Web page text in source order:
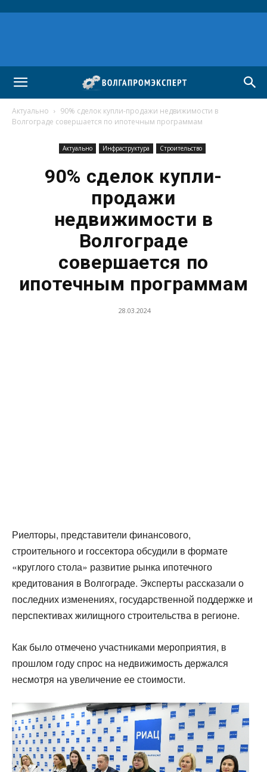
Актуально
90% сделок купли-продажи недвижимости в
Волгограде совершается по ипотечным программам
Актуально Инфраструктура Строительство
90% сделок купли-
продажи
недвижимости в
Волгограде
совершается по
ипотечным программам
28.03.2024
Риелторы, представители финансового,
строительного и госсектора обсудили в формате
«круглого стола» развитие рынка ипотечного
кредитования в Волгограде. Эксперты рассказали о
последних изменениях, государственной поддержке и
перспективах жилищного строительства в регионе.
Как было отмечено участниками мероприятия, в
прошлом году спрос на недвижимость держался
несмотря на увеличение ее стоимости.